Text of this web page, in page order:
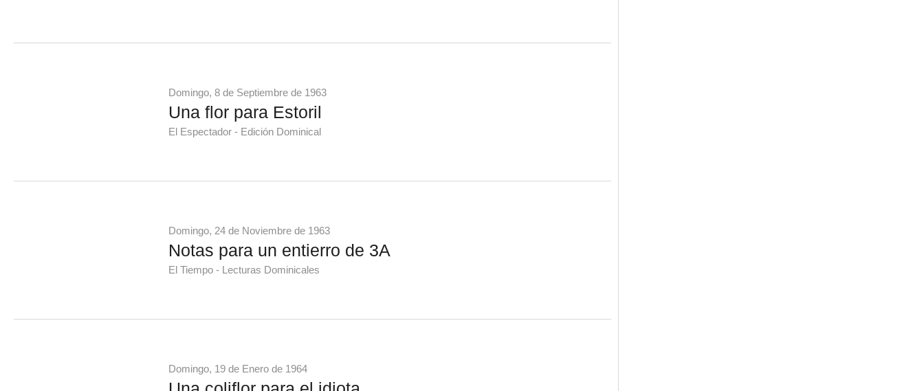
Domingo, 8 de Septiembre de 1963
Una flor para Estoril
El Espectador - Edición Dominical
Domingo, 24 de Noviembre de 1963
Notas para un entierro de 3A
El Tiempo - Lecturas Dominicales
Domingo, 19 de Enero de 1964